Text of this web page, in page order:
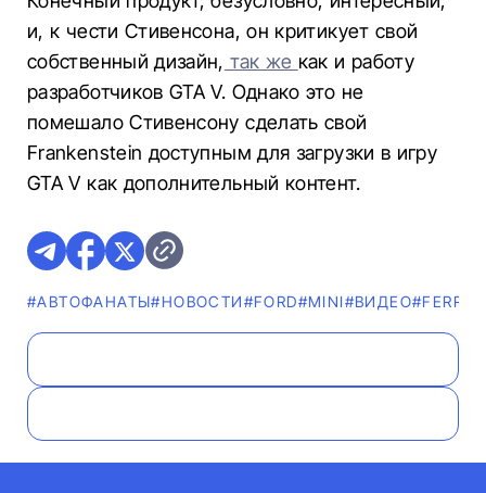
и, к чести Стивенсона, он критикует свой
собственный дизайн, так же как и работу
разработчиков GTA V. Однако это не
помешало Стивенсону сделать свой
Frankenstein доступным для загрузки в игру
GTA V как дополнительный контент.
#AВТОФАНАТЫ#НОВОСТИ#FORD#MINI#ВИДЕО